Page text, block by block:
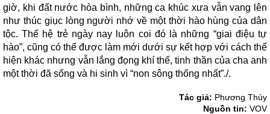
giờ, khi đất nước hòa bình, những ca khúc xưa vẫn vang lên
như thúc giục lòng người nhớ về một thời hào hùng của dân
tộc. Thế hệ trẻ ngày nay luôn coi đó là những “giai điệu tự
hào”, cũng có thể được làm mới dưới sự kết hợp với cách thể
hiện khác nhưng vẫn lắng đọng khí thế, tinh thần của cha anh
một thời đã sống và hi sinh vì “non sông thống nhất”./.
Tác giả: Phương Thúy
Nguồn tin: VOV